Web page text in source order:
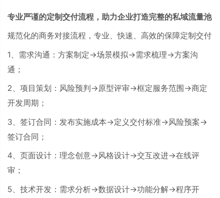
专业严谨的定制交付流程，助力企业打造完整的私域流量池
规范化的商务对接流程，专业、快速、高效的保障定制交付
1、需求沟通：方案制定→场景模拟→需求梳理→方案沟
通；
2、项目策划：风险预判→原型评审→框定服务范围→商定
开发周期；
3、签订合同：发布实施成本→定义交付标准→风险预案→
签订合同；
4、页面设计：理念创意→风格设计→交互改进→在线评
审；
5、技术开发：需求分析→数据设计→功能分解→程序开